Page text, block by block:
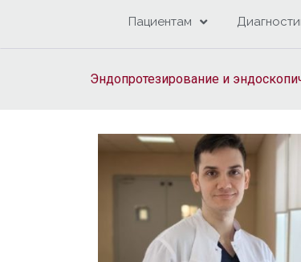
Пациентам
Эндопротезирование и